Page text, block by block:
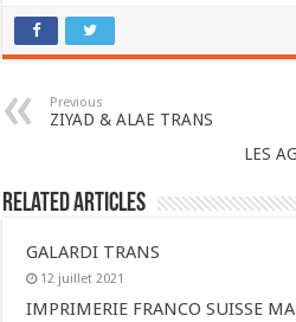
Previous
ZIYAD & ALAE TRANS
LES
Related Articles
GALARDI TRANS
12 juillet 2021
IMPRIMERIE FRANCO SUISSE